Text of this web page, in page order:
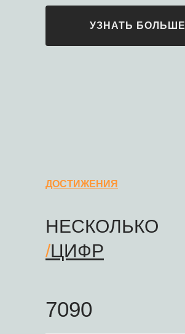
УЗНАТЬ БОЛЬШЕ
НЕСКОЛЬКО
/ЦИФР
ДОСТИЖЕНИЯ
7090